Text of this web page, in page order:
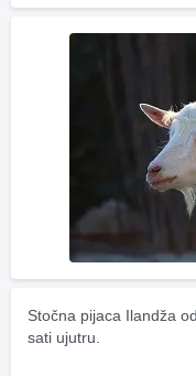
Stočna pijaca Ilandža
sati ujutru.